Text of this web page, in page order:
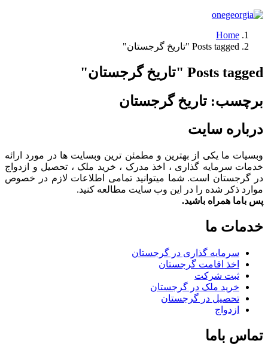
Home
Posts tagged "تاریخ گرجستان"
Posts tagged "تاریخ گرجستان"
برچسب: تاریخ گرجستان
درباره سایت
وبسیات ما یکی از بهترین و مطمئن ترین وبسایت ها در مورد ارائه
خدمات سرمایه گذاری ، اخذ مدرک ، خرید ملک ، تحصیل و ازدواج
در گرجستان است. شما میتوانید تمامی اطلاعات لازم در خصوص
موارد ذکر شده را در این وب سایت مطالعه کنید.
پس باما همراه باشید.
خدمات ما
سرمایه گذاری در گرجستان
اخذ اقامت گرجستان
ثبت شرکت
خرید ملک در گرجستان
تحصیل در گرجستان
ازدواج
تماس باما